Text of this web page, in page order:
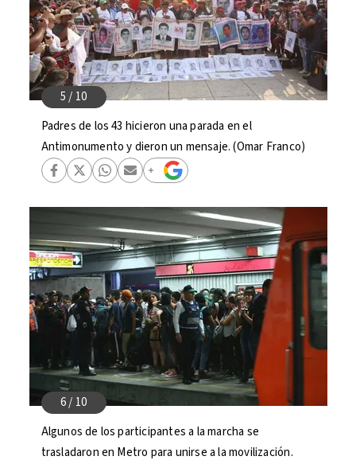
Padres de los 43 hicieron una parada en el
Antimonumento y dieron un mensaje. (Omar Franco)
Algunos de los participantes a la marcha se
trasladaron en Metro para unirse a la movilización.